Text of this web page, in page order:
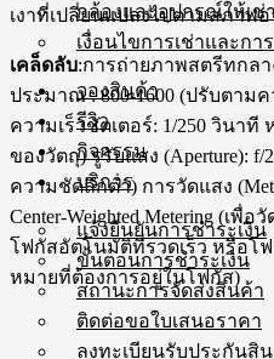
กล้องและอุปกรณ์ให้เช่
เงื่อนไขการเช่าและกา
จองสินค้า
รีวิว
กิจกรรม
บริการ
แจ้งยืนยันการชำระเงิน
ขั้นตอนการชำระเงิน
สถานะการจัดส่งสินค้า
ติดต่อขอใบเสนอราคา
ลงทะเบียนรับประกันสิ
เงาที่เปลี่ยนแปลงไปตามสภาพ
เคล็ดลับ:การถ่ายภาพสตรีทกลา
ประมาณ : 800-1600 (ปรับตาม
ความเร็วชัตเตอร์: 1/250 วินาที
ของวัตถุ) รูรับแสง (Aperture):
ความชัดลึกต่ำ) การวัดแสง
Center-Weighted Metering (เพื่
โฟกัสอัตโนมัติที่รวดเร็ว หรือโฟ
หมายที่ต้องการอยู่ในโฟกัส)